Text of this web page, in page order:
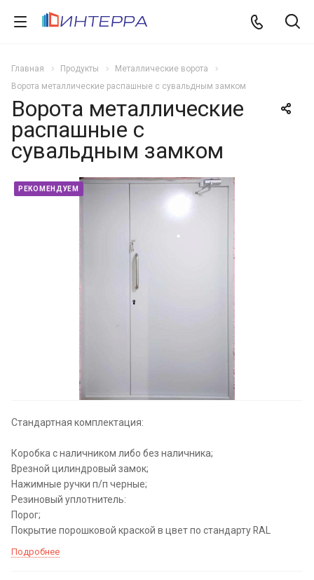
Главная Продукты
Металлические ворота
Ворота металлические распашные с сувальдным замком
Ворота металлические
распашные с
сувальдным замком
РЕКОМЕНДУЕМ
Стандартная комплектация:
Коробка с наличником либо без наличника;
Врезной цилиндровый замок;
Нажимные ручки п/п черные;
Резиновый уплотнитель:
Порог;
Покрытие порошковой краской в цвет по стандарту RAL
Подробнее